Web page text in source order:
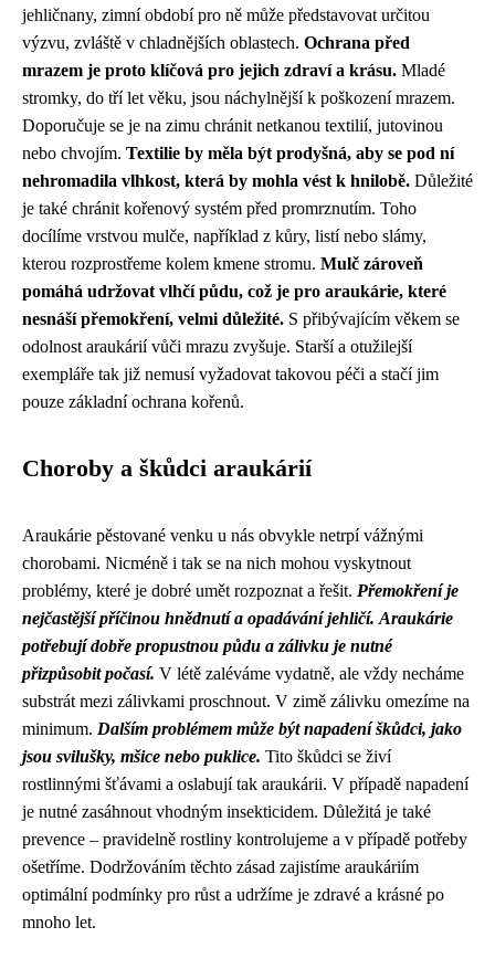
jehličnany, zimní období pro ně může představovat určitou
výzvu, zvláště v chladnějších oblastech. Ochrana před
mrazem je proto klíčová pro jejich zdraví a krásu. Mladé
stromky, do tří let věku, jsou náchylnější k poškození mrazem.
Doporučuje se je na zimu chránit netkanou textilií, jutovinou
nebo chvojím. Textilie by měla být prodyšná, aby se pod ní
nehromadila vlhkost, která by mohla vést k hnilobě. Důležité
je také chránit kořenový systém před promrznutím. Toho
docílíme vrstvou mulče, například z kůry, listí nebo slámy,
kterou rozprostřeme kolem kmene stromu. Mulč zároveň
pomáhá udržovat vlhčí půdu, což je pro araukárie, které
nesnáší přemokření, velmi důležité. S přibývajícím věkem se
odolnost araukárií vůči mrazu zvyšuje. Starší a otužilejší
exempláře tak již nemusí vyžadovat takovou péči a stačí jim
pouze základní ochrana kořenů.
Choroby a škůdci araukárií
Araukárie pěstované venku u nás obvykle netrpí vážnými
chorobami. Nicméně i tak se na nich mohou vyskytnout
problémy, které je dobré umět rozpoznat a řešit. Přemokření je
nejčastější příčinou hnědnutí a opadávání jehličí. Araukárie
potřebují dobře propustnou půdu a zálivku je nutné
přizpůsobit počasí. V létě zaléváme vydatně, ale vždy necháme
substrát mezi zálivkami proschnout. V zimě zálivku omezíme na
minimum. Dalším problémem může být napadení škůdci, jako
jsou svilušky, mšice nebo puklice. Tito škůdci se živí
rostlinnými šťávami a oslabují tak araukárii. V případě napadení
je nutné zasáhnout vhodným insekticidem. Důležitá je také
prevence – pravidelně rostliny kontrolujeme a v případě potřeby
ošetříme. Dodržováním těchto zásad zajistíme araukáriím
optimální podmínky pro růst a udržíme je zdravé a krásné po
mnoho let.